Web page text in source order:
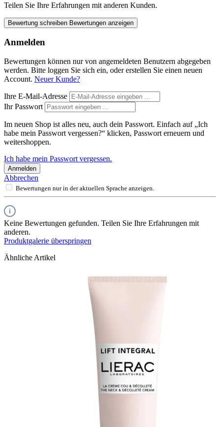
Teilen Sie Ihre Erfahrungen mit anderen Kunden.
Bewertung schreiben Bewertungen anzeigen
Anmelden
Bewertungen können nur von angemeldeten Benutzern abgegeben
werden. Bitte loggen Sie sich ein, oder erstellen Sie einen neuen
Account. Neuer Kunde?
Ihre E-Mail-Adresse
Ihr Passwort
Im neuen Shop ist alles neu, auch dein Passwort. Einfach auf „Ich
habe mein Passwort vergessen?“ klicken, Passwort erneuern und
weitershoppen.
Ich habe mein Passwort vergessen.
Anmelden
Abbrechen
Bewertungen nur in der aktuellen Sprache anzeigen.
Keine Bewertungen gefunden. Teilen Sie Ihre Erfahrungen mit
anderen.
Produktgalerie überspringen
Ähnliche Artikel